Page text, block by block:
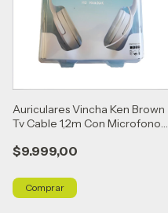
Auriculares Vincha Ken Brown
Tv Cable 1,2m Con Microfono -
$9.999,00